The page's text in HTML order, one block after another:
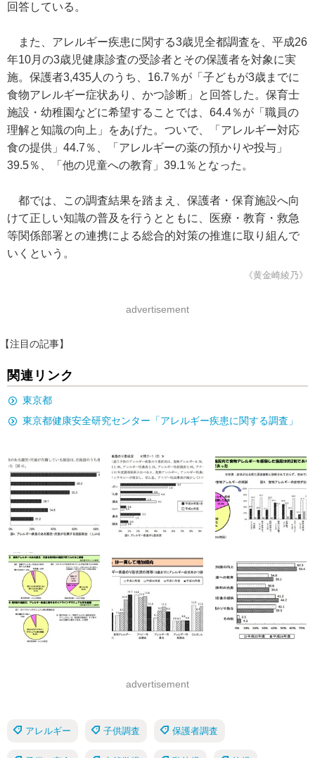
回答している。
また、アレルギー疾患に関する3歳児全都調査を、平成26
年10月の3歳児健康診査の受診者とその保護者を対象に実
施。保護者3,435人のうち、16.7％が「子どもが3歳までに
食物アレルギー症状あり、かつ診断」と回答した。保育士
施設・幼稚園などに希望することでは、64.4％が「職員の
理解と知識の向上」をあげた。ついで、「アレルギー対応
食の提供」44.7％、「アレルギーの薬の預かりや投与」
39.5％、「他の児童への教育」39.1％となった。
都では、この調査結果を踏まえ、保護者・保育施設へ向
けて正しい知識の普及を行うとともに、医療・教育・救急
等関係部署との連携による総合的対策の推進に取り組んで
いくという。
《黄金崎綾乃》
advertisement
【注目の記事】
関連リンク
東京都
東京都健康安全研究センター「アレルギー疾患に関する調査」
advertisement
アレルギー 子供調査 保護者調査